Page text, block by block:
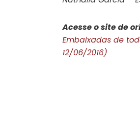
Acesse o site de
Embaixadas de
12/06/2016)